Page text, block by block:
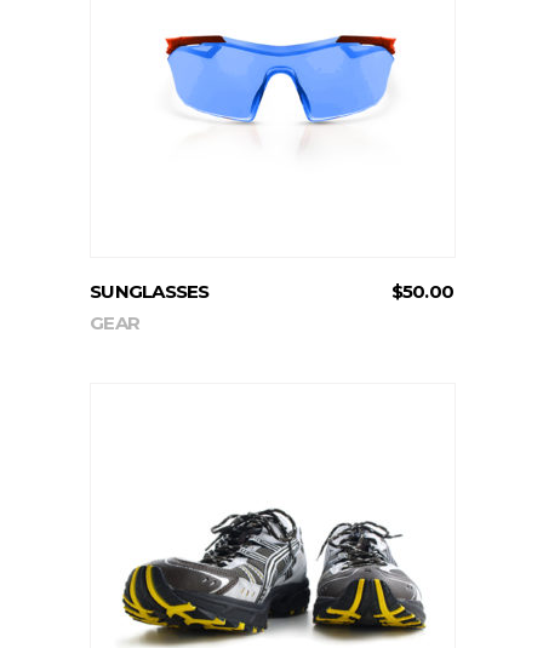
ADD TO CART
SUNGLASSES $50.00
GEAR
ADD TO CART